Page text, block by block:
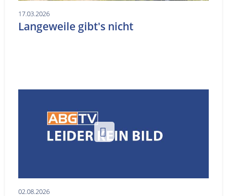
17.03.2026
Langeweile gibt's nicht
02.08.2026